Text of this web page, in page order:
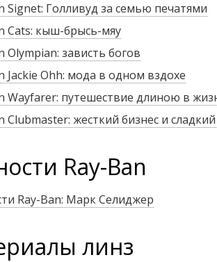
Signet: Голливуд за семью печатями
Cats: кыш-брысь-мяу
Olympian: зависть богов
Jackie Ohh: мода в одном вздохе
Wayfarer: путешествие длиною в
Clubmaster: жесткий бизнес и
Ray-Ban
Ray-Ban: Марк Селиджер
линз